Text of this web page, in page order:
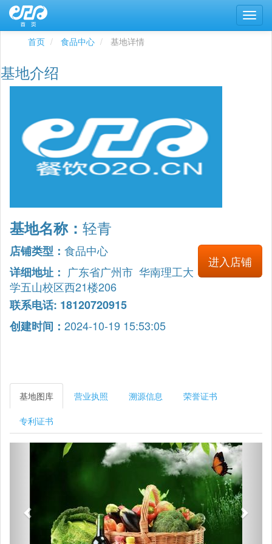
首页 食品中心 基地详情
基地介绍
基地名称： 轻青
店铺类型： 食品中心
进入店铺
详细地址： 广东省广州市 华南理工大
学五山校区西21楼206
联系电话: 18120720915
创建时间： 2024-10-19 15:53:05
基地图库 营业执照 溯源信息 荣誉证书
专利证书